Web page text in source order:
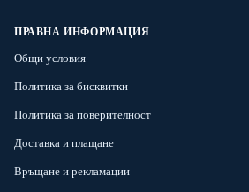
ПРАВНА ИНФОРМАЦИЯ
Общи условия
Политика за бисквитки
Политика за поверителност
Доставка и плащане
Връщане и рекламации